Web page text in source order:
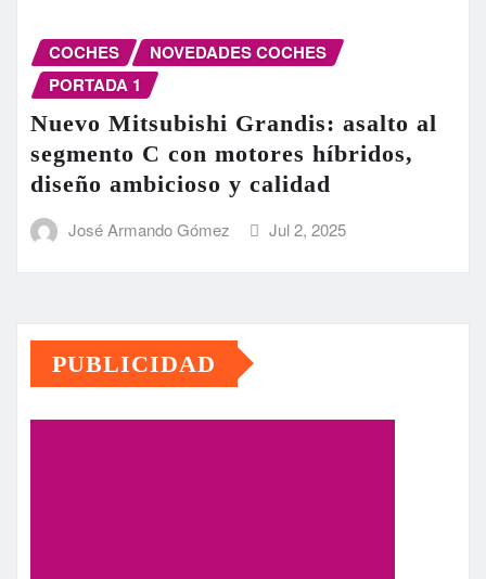
COCHES
NOVEDADES COCHES
PORTADA 1
Nuevo Mitsubishi Grandis: asalto al
segmento C con motores híbridos,
diseño ambicioso y calidad
José Armando Gómez Jul 2, 2025
PUBLICIDAD